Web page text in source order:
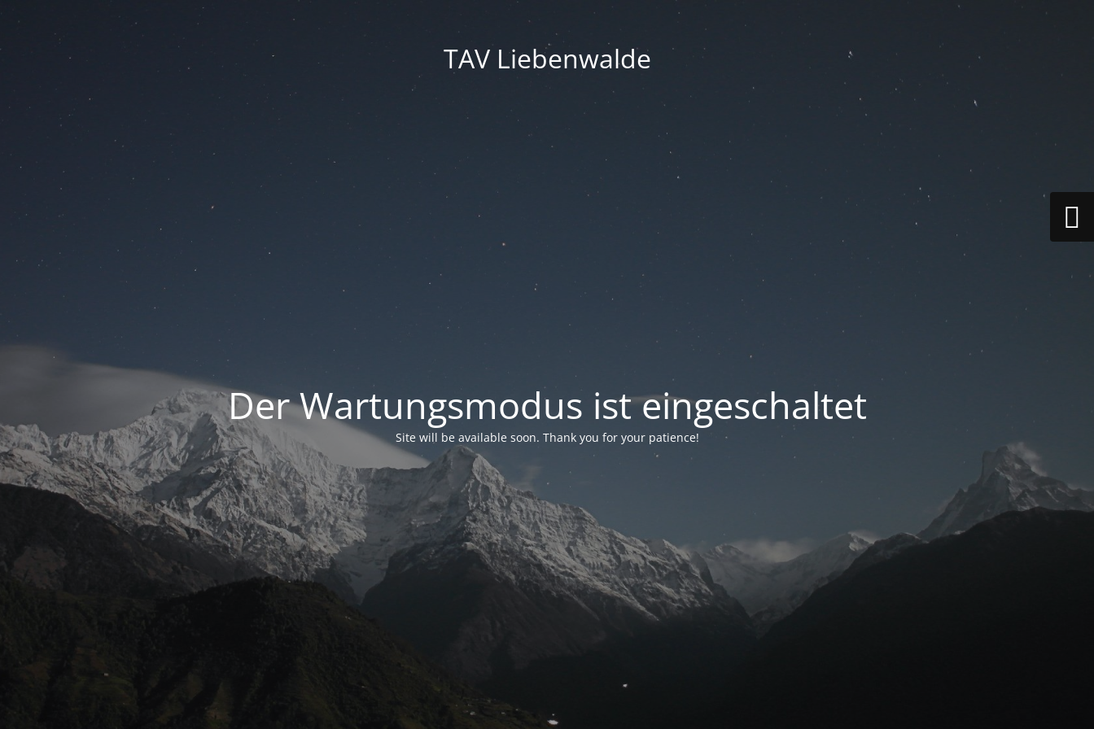
TAV Liebenwalde
Der Wartungsmodus ist eingeschaltet
Site will be available soon. Thank you for your patience!